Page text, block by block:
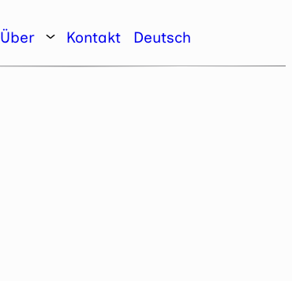
Über Kontakt Deutsch